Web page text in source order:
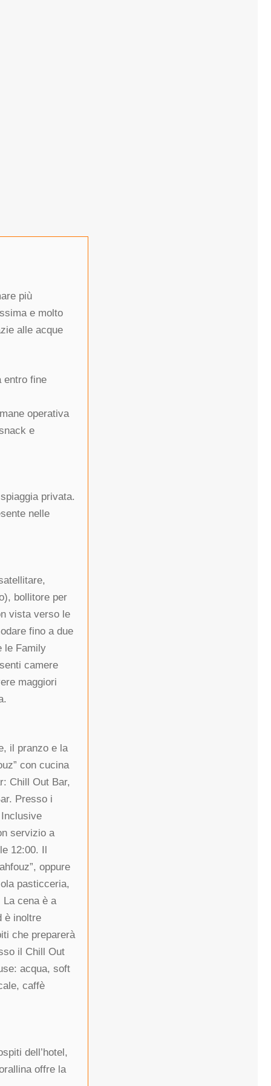
più
e molto
alle acque
entro fine
operativa
e
privata.
nelle
bollitore per
vista verso le
fino a due
le Family
camere
maggiori
il pranzo e la
con cucina
Chill Out Bar,
Presso i
servizio a
12:00. Il
oppure
pasticceria,
cena è a
è inoltre
che preparerà
il Chill Out
acqua, soft
caffè
dell’hotel,
offre la